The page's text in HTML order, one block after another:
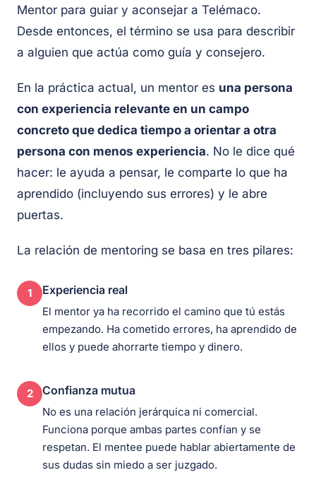
Mentor para guiar y aconsejar a Telémaco.
Desde entonces, el término se usa para describir
a alguien que actúa como guía y consejero.
En la práctica actual, un mentor es una persona
con experiencia relevante en un campo
concreto que dedica tiempo a orientar a otra
persona con menos experiencia. No le dice qué
hacer: le ayuda a pensar, le comparte lo que ha
aprendido (incluyendo sus errores) y le abre
puertas.
La relación de mentoring se basa en tres pilares:
1 Experiencia real
El mentor ya ha recorrido el camino que tú estás
empezando. Ha cometido errores, ha aprendido de
ellos y puede ahorrarte tiempo y dinero.
2 Confianza mutua
No es una relación jerárquica ni comercial.
Funciona porque ambas partes confían y se
respetan. El mentee puede hablar abiertamente de
sus dudas sin miedo a ser juzgado.